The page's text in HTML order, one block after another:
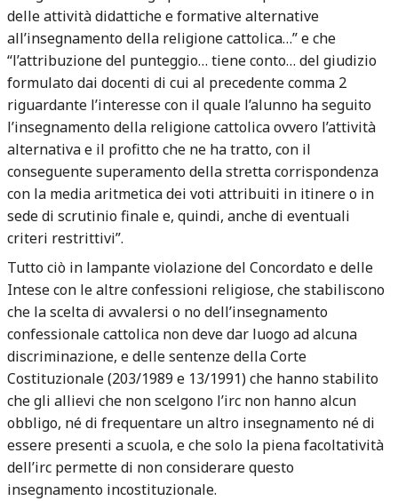
delle attività didattiche e formative alternative
all’insegnamento della religione cattolica…” e che
“l’attribuzione del punteggio… tiene conto… del giudizio
formulato dai docenti di cui al precedente comma 2
riguardante l’interesse con il quale l’alunno ha seguito
l’insegnamento della religione cattolica ovvero l’attività
alternativa e il profitto che ne ha tratto, con il
conseguente superamento della stretta corrispondenza
con la media aritmetica dei voti attribuiti in itinere o in
sede di scrutinio finale e, quindi, anche di eventuali
criteri restrittivi”.
Tutto ciò in lampante violazione del Concordato e delle
Intese con le altre confessioni religiose, che stabiliscono
che la scelta di avvalersi o no dell’insegnamento
confessionale cattolica non deve dar luogo ad alcuna
discriminazione, e delle sentenze della Corte
Costituzionale (203/1989 e 13/1991) che hanno stabilito
che gli allievi che non scelgono l’irc non hanno alcun
obbligo, né di frequentare un altro insegnamento né di
essere presenti a scuola, e che solo la piena facoltatività
dell’irc permette di non considerare questo
insegnamento incostituzionale.